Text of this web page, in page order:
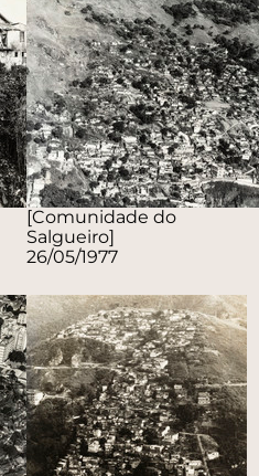
[Comunidade do
Salgueiro]
26/05/1977